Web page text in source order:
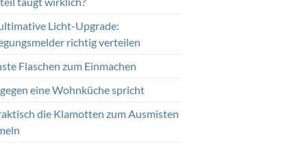
Licht-Upgrade:
richtig verteilen
Flaschen zum Einmachen
eine Wohnküche spricht
die Klamotten zum Ausmisten